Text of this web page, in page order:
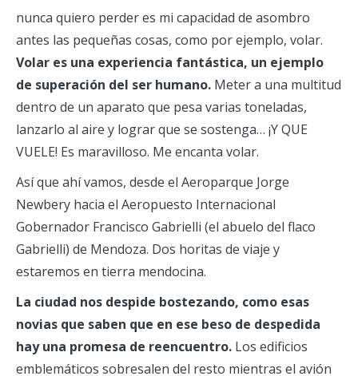
nunca quiero perder es mi capacidad de asombro
antes las pequeñas cosas, como por ejemplo, volar.
Volar es una experiencia fantástica, un ejemplo
de superación del ser humano. Meter a una multitud
dentro de un aparato que pesa varias toneladas,
lanzarlo al aire y lograr que se sostenga… ¡Y QUE
VUELE! Es maravilloso. Me encanta volar.
Así que ahí vamos, desde el Aeroparque Jorge
Newbery hacia el Aeropuesto Internacional
Gobernador Francisco Gabrielli (el abuelo del flaco
Gabrielli) de Mendoza. Dos horitas de viaje y
estaremos en tierra mendocina.
La ciudad nos despide bostezando, como esas
novias que saben que en ese beso de despedida
hay una promesa de reencuentro. Los edificios
emblemáticos sobresalen del resto mientras el avión